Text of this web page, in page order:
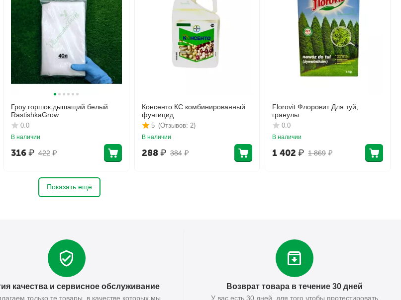
Гроу горшок дышащий белый
RastishkaGrow
0.0
В наличии
422 ₽
316₽
Консенто КС комбинированный
фунгицид
(Отзывов: 2)
5
В наличии
384 ₽
288₽
Florovit Флоровит Для туй,
гранулы
0.0
В наличии
1 869 ₽
1 402 ₽
Показать ещё
качества и сервисное обслуживание
только те товары, в качестве которых мы
Возврат товара в течение 30 дней
У вас есть 30 дней, для того чтобы протестировать